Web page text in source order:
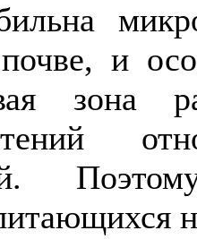
и
зона